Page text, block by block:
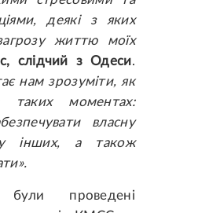
деякі з яких
життю моїх
слідчий з Одеси.
нам зрозуміти, як
таких моментах:
власну
інших, а також
проведені